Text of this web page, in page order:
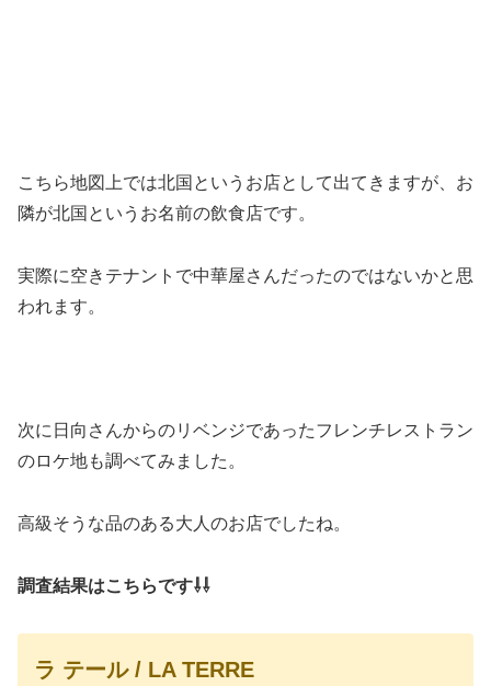
こちら地図上では北国というお店として出てきますが、お
隣が北国というお名前の飲食店です。
実際に空きテナントで中華屋さんだったのではないかと思
われます。
次に日向さんからのリベンジであったフレンチレストラン
のロケ地も調べてみました。
高級そうな品のある大人のお店でしたね。
調査結果はこちらです⇩⇩
ラ テール / LA TERRE